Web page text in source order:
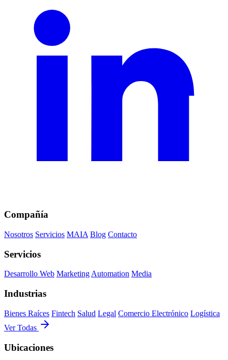
Compañía
Nosotros Servicios MAIA Blog Contacto
Servicios
Desarrollo Web MarketingAutomation Media
Industrias
Bienes Raíces Fintech Salud Legal Comercio Electrónico Logística
Ver Todas
Ubicaciones